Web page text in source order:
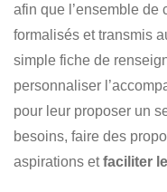
afin que l’ensemble de
formalisés et transmis
simple fiche de
personnaliser
pour leur proposer un
besoins, faire des
aspirations etfaciliter